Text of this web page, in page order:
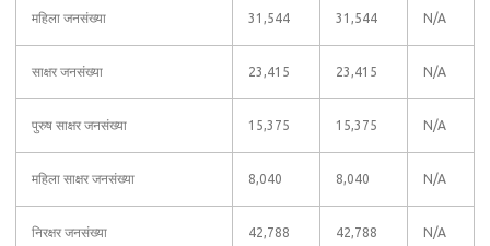
महिला जनसंख्या 31,544 31,544 N/A
साक्षर जनसंख्या 23,415 23,415 N/A
पुरुष साक्षर जनसंख्या 15,375 15,375 N/A
महिला साक्षर जनसंख्या 8,040 8,040 N/A
निरक्षर जनसंख्या 42,788 42,788 N/A